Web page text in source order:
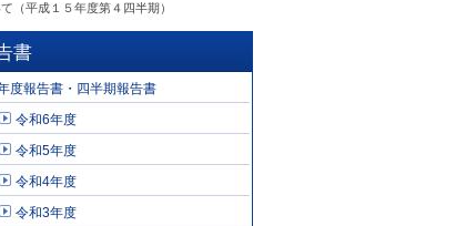
（平成１５年度第４四半期）
書
度報告書・四半期報告書
令和6年度
令和5年度
令和4年度
令和3年度